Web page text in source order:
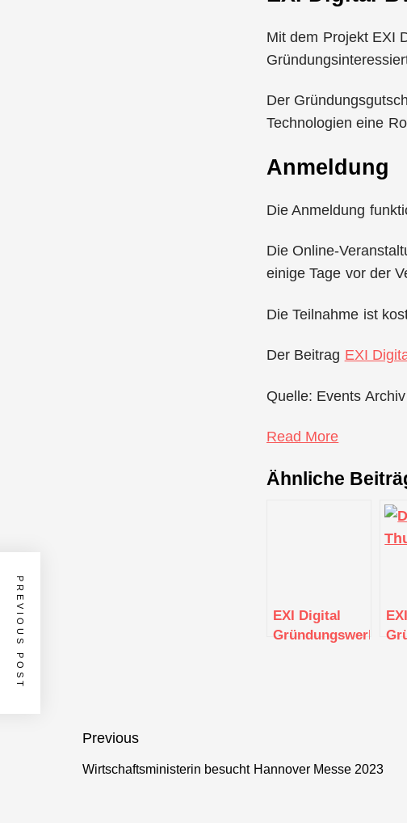
Mit dem Projekt EXI
Der
Technologien eine
Anmeldung
Die Anmeldung
Die Online-
einige Tage vor der
Die Teilnahme ist
Der Beitrag EXI
Quelle: Events
Read More
Ähnliche
EXI Digital
Gründungswerkstatt
Beitragsnavigation
Previous
Previous
Wirtschaftsministerin besucht Hannover Messe 2023
PREVIOUS POST